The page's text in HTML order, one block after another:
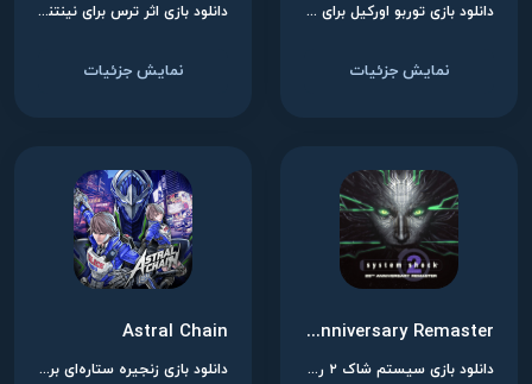
دانلود بازی توربو اورکیل برای نینتندو سوییچ
نمایش جزئیات
دانلود بازی اثر ترس برای نینتندو سوییچ
نمایش جزئیات
System Shock® 2: 25th Anniversary Remaster
دانلود بازی سیستم شاک ۲ ریمستر برای نینتندو سوییچ
Astral Chain
دانلود بازی زنجیره ستاره‌ای برای نینتندو سوییچ